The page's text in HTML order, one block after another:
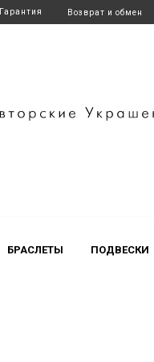
Гарантия Возврат и обмен
t.me/artlendes
БРАСЛЕТЫ ПОДВЕСКИ